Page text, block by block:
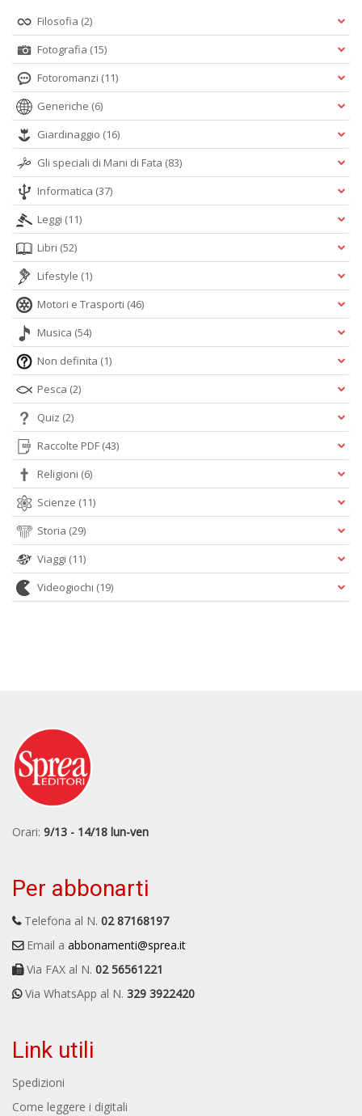
Filosofia (2)
Fotografia (15)
Fotoromanzi (11)
Generiche (6)
Giardinaggio (16)
Gli speciali di Mani di Fata (83)
Informatica (37)
Leggi (11)
Libri (52)
Lifestyle (1)
Motori e Trasporti (46)
Musica (54)
Non definita (1)
Pesca (2)
Quiz (2)
Raccolte PDF (43)
Religioni (6)
Scienze (11)
Storia (29)
Viaggi (11)
Videogiochi (19)
Orari: 9/13 - 14/18 lun-ven
Per abbonarti
Telefona al N. 02 87168197
Email a abbonamenti@sprea.it
Via FAX al N. 02 56561221
Via WhatsApp al N. 329 3922420
Link utili
Spedizioni
Come leggere i digitali